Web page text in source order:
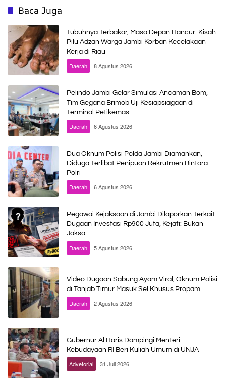
Baca Juga
Tubuhnya Terbakar, Masa Depan Hancur: Kisah
Pilu Adzan Warga Jambi Korban Kecelakaan
Kerja di Riau
Daerah 8 Agustus 2026
Pelindo Jambi Gelar Simulasi Ancaman Bom,
Tim Gegana Brimob Uji Kesiapsiagaan di
Terminal Petikemas
Daerah 6 Agustus 2026
Dua Oknum Polisi Polda Jambi Diamankan,
Diduga Terlibat Penipuan Rekrutmen Bintara
Polri
Daerah 6 Agustus 2026
Pegawai Kejaksaan di Jambi Dilaporkan Terkait
Dugaan Investasi Rp900 Juta, Kejati: Bukan
Jaksa
Daerah 5 Agustus 2026
Video Dugaan Sabung Ayam Viral, Oknum Polisi
di Tanjab Timur Masuk Sel Khusus Propam
Daerah 2 Agustus 2026
Gubernur Al Haris Dampingi Menteri
Kebudayaan RI Beri Kuliah Umum di UNJA
Advetorial 31 Juli 2026